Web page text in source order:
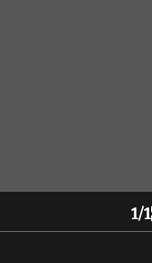
1/1